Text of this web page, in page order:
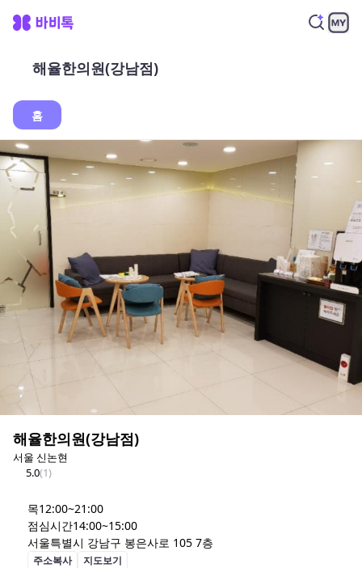
해율한의원(강남점)
홈
해율한의원(강남점)
서울 신논현
5.0(1)
목12:00~21:00
점심시간14:00~15:00
서울특별시 강남구 봉은사로 105 7층
주소복사
지도보기